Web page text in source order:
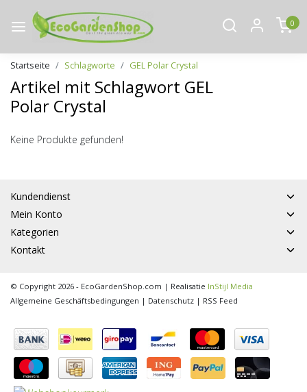
0
Startseite Schlagworte GEL Polar Crystal
Artikel mit Schlagwort GEL
Polar Crystal
Keine Produkte gefunden!
Kundendienst
Mein Konto
Kategorien
Kontakt
© Copyright 2026 - EcoGardenShop.com | Realisatie InStijl Media
Allgemeine Geschäftsbedingungen | Datenschutz | RSS Feed